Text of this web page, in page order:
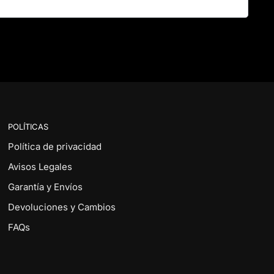
POLÍTICAS
Política de privacidad
Avisos Legales
Garantía y Envíos
Devoluciones y Cambios
FAQs